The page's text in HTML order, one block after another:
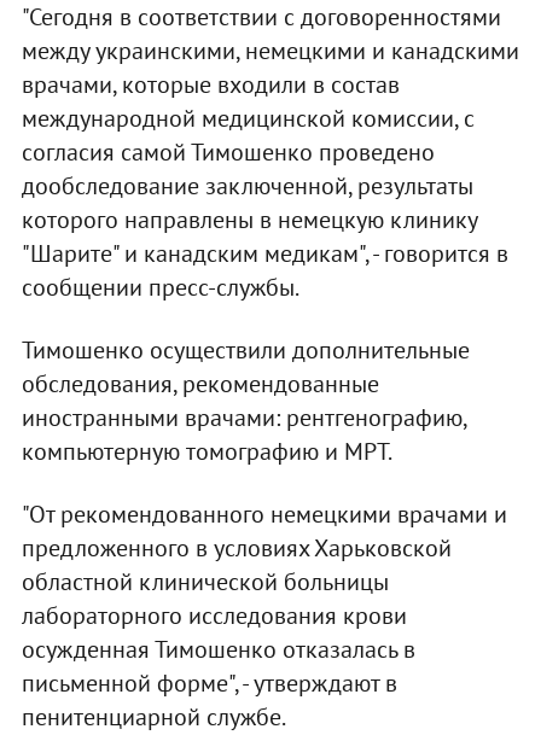
"Сегодня в соответствии с договоренностями
между украинскими, немецкими и канадскими
врачами, которые входили в состав
международной медицинской комиссии, с
согласия самой Тимошенко проведено
дообследование заключенной, результаты
которого направлены в немецкую клинику
"Шарите" и канадским медикам", - говорится в
сообщении пресс-службы.
Тимошенко осуществили дополнительные
обследования, рекомендованные
иностранными врачами: рентгенографию,
компьютерную томографию и МРТ.
"От рекомендованного немецкими врачами и
предложенного в условиях Харьковской
областной клинической больницы
лабораторного исследования крови
осужденная Тимошенко отказалась в
письменной форме", - утверждают в
пенитенциарной службе.